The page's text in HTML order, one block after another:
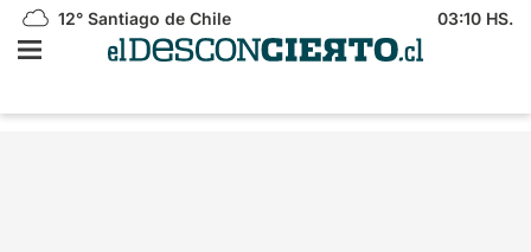
12° Santiago de Chile 03:10 HS.